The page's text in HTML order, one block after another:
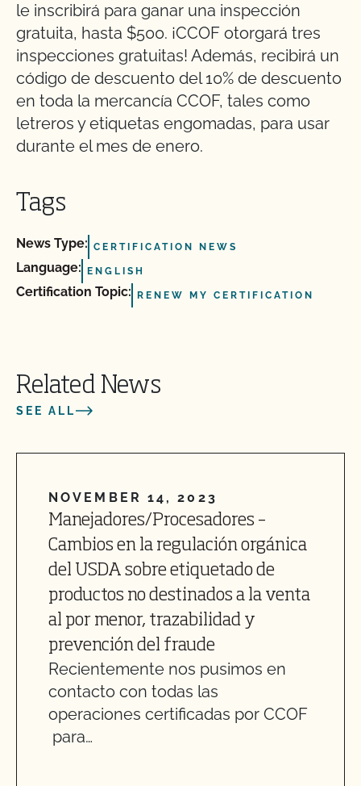
le inscribirá para ganar una inspección
gratuita, hasta $500. ¡CCOF otorgará tres
inspecciones gratuitas! Además, recibirá un
código de descuento del 10% de descuento
en toda la mercancía CCOF, tales como
letreros y etiquetas engomadas, para usar
durante el mes de enero.
Tags
News Type: CERTIFICATION NEWS
Language: ENGLISH
Certification Topic: RENEW MY CERTIFICATION
Related News
SEE ALL
NOVEMBER 14, 2023
Manejadores/Procesadores –
Cambios en la regulación orgánica
del USDA sobre etiquetado de
productos no destinados a la venta
al por menor, trazabilidad y
prevención del fraude
Recientemente nos pusimos en
contacto con todas las
operaciones certificadas por CCOF
para…